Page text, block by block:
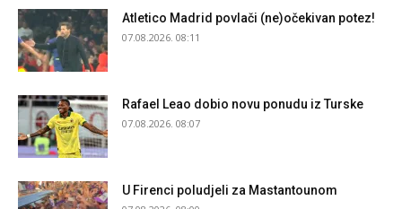
Atletico Madrid povlači (ne)očekivan potez!
07.08.2026. 08:11
Rafael Leao dobio novu ponudu iz Turske
07.08.2026. 08:07
U Firenci poludjeli za Mastantounom